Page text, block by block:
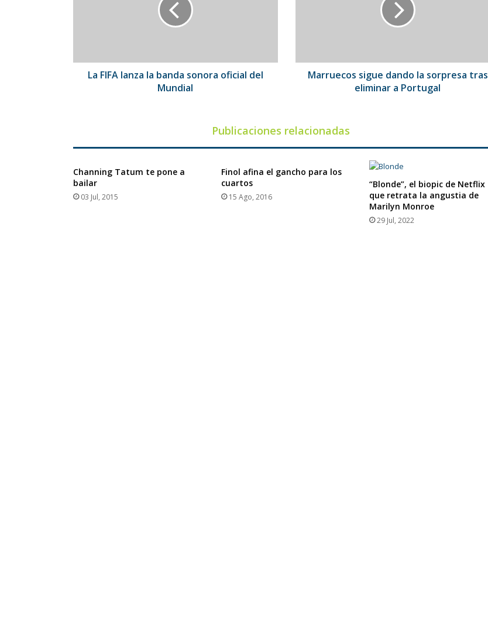
Mundial
La FIFA lanza la banda sonora oficial del
Mundial
Portugal
Marruecos sigue dando la sorpresa tras
eliminar a Portugal
Publicaciones relacionadas
Channing Tatum te pone a
bailar
03 Jul, 2015
Finol afina el gancho para los
cuartos
15 Ago, 2016
“Blonde”, el biopic de Netflix
que retrata la angustia de
Marilyn Monroe
29 Jul, 2022